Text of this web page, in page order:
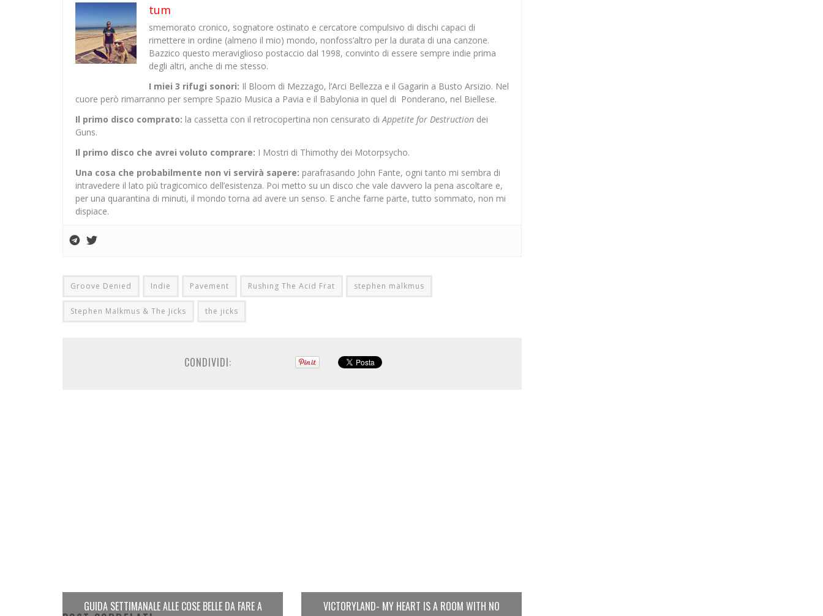
tum
smemorato cronico, sognatore ostinato e cercatore compulsivo di dischi capaci di
rimettere in ordine (almeno il mio) mondo, nonfoss’altro per la durata di una canzone.
Bazzico questo meraviglioso postaccio dal 1998, convinto di essere sempre indie prima
degli altri, anche di me stesso.
I miei 3 rifugi sonori: Il Bloom di Mezzago, l’Arci Bellezza e il Gagarin a Busto Arsizio. Nel
cuore però rimarranno per sempre Spazio Musica a Pavia e il Babylonia in quel di Ponderano, nel Biellese.
Il primo disco comprato: la cassetta con il retrocopertina non censurato di Appetite for Destruction dei
Guns.
Il primo disco che avrei voluto comprare: I Mostri di Thimothy dei Motorpsycho.
Una cosa che probabilmente non vi servirà sapere: parafrasando John Fante, ogni tanto mi sembra di
intravedere il lato più tragicomico dell’esistenza. Poi metto su un disco che vale davvero la pena ascoltare e,
per una quarantina di minuti, il mondo torna ad avere un senso. E anche farne parte, tutto sommato, non mi
dispiace.
Groove Denied Indie Pavement Rushing The Acid Frat stephen malkmus
Stephen Malkmus & The Jicks the jicks
CONDIVIDI:
GUIDA SETTIMANALE ALLE COSE BELLE DA FARE A
VICTORYLAND- MY HEART IS A ROOM WITH NO